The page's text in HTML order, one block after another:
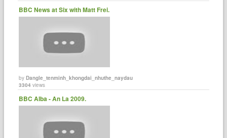
BBC News at Six with Matt Frei.
byDangle_tenminh_khongdai_nhuthe_naydau
3304 views
BBC Alba - An La 2009.